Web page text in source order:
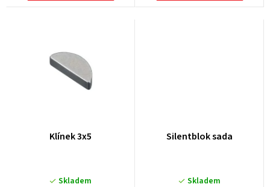
Klínek 3x5
Skladem
Silentblok sada
Skladem